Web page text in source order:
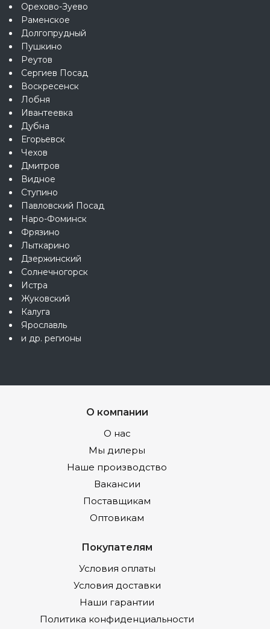
Орехово-Зуево
Раменское
Долгопрудный
Пушкино
Реутов
Сергиев Посад
Воскресенск
Лобня
Ивантеевка
Дубна
Егорьевск
Чехов
Дмитров
Видное
Ступино
Павловский Посад
Наро-Фоминск
Фрязино
Лыткарино
Дзержинский
Солнечногорск
Истра
Жуковский
Калуга
Ярославль
и др. регионы
О компании
О нас
Мы дилеры
Наше производство
Вакансии
Поставщикам
Оптовикам
Покупателям
Условия оплаты
Условия доставки
Наши гарантии
Политика конфиденциальности